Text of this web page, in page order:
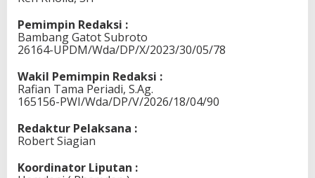
Pemimpin Redaksi :
Bambang Gatot Subroto
26164-UPDM/Wda/DP/X/2023/30/05/78
Wakil Pemimpin Redaksi :
Rafian Tama Periadi, S.Ag.
165156-PWI/Wda/DP/V/2026/18/04/90
Redaktur Pelaksana :
Robert Siagian
Koordinator Liputan :